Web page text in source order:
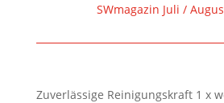
SWmagazin Juli /
Zuverlässige Reinigungskraft 1 x